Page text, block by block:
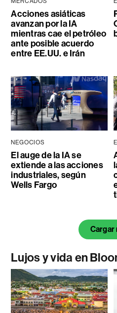
Acciones asiáticas
avanzan por la IA
mientras cae el petróleo
ante posible acuerdo
entre EE.UU. e Irán
NEGOCIOS
El auge de la IA se
extiende a las acciones
industriales, según
Wells Fargo
Cargar
Lujos y vida en